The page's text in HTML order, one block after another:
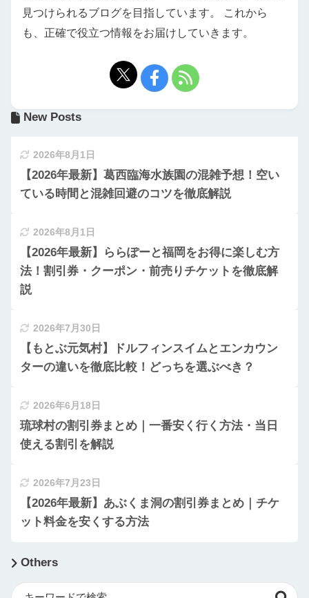
見つけられるブログを目指しています。 これから
も、正確で役立つ情報をお届けしていきます。
New Posts
2026年8月1日
【2026年最新】葛西臨海水族園の混雑予想！空い
ている時間と混雑回避のコツを徹底解説
2026年8月1日
【2026年最新】ららぽーと福岡をお得に楽しむ方
法！割引券・クーポン・前売りチケットを徹底解
説
2026年7月30日
【もとぶ元気村】ドルフィンスイムとエンカウン
ターの違いを徹底比較！どっちを選ぶべき？
2026年6月18日
琉球村の割引券まとめ｜一番安く行く方法・当日
使える割引を解説
2026年7月23日
【2026年最新】あぶくま洞の割引券まとめ｜チケ
ット料金を安くする方法
Others